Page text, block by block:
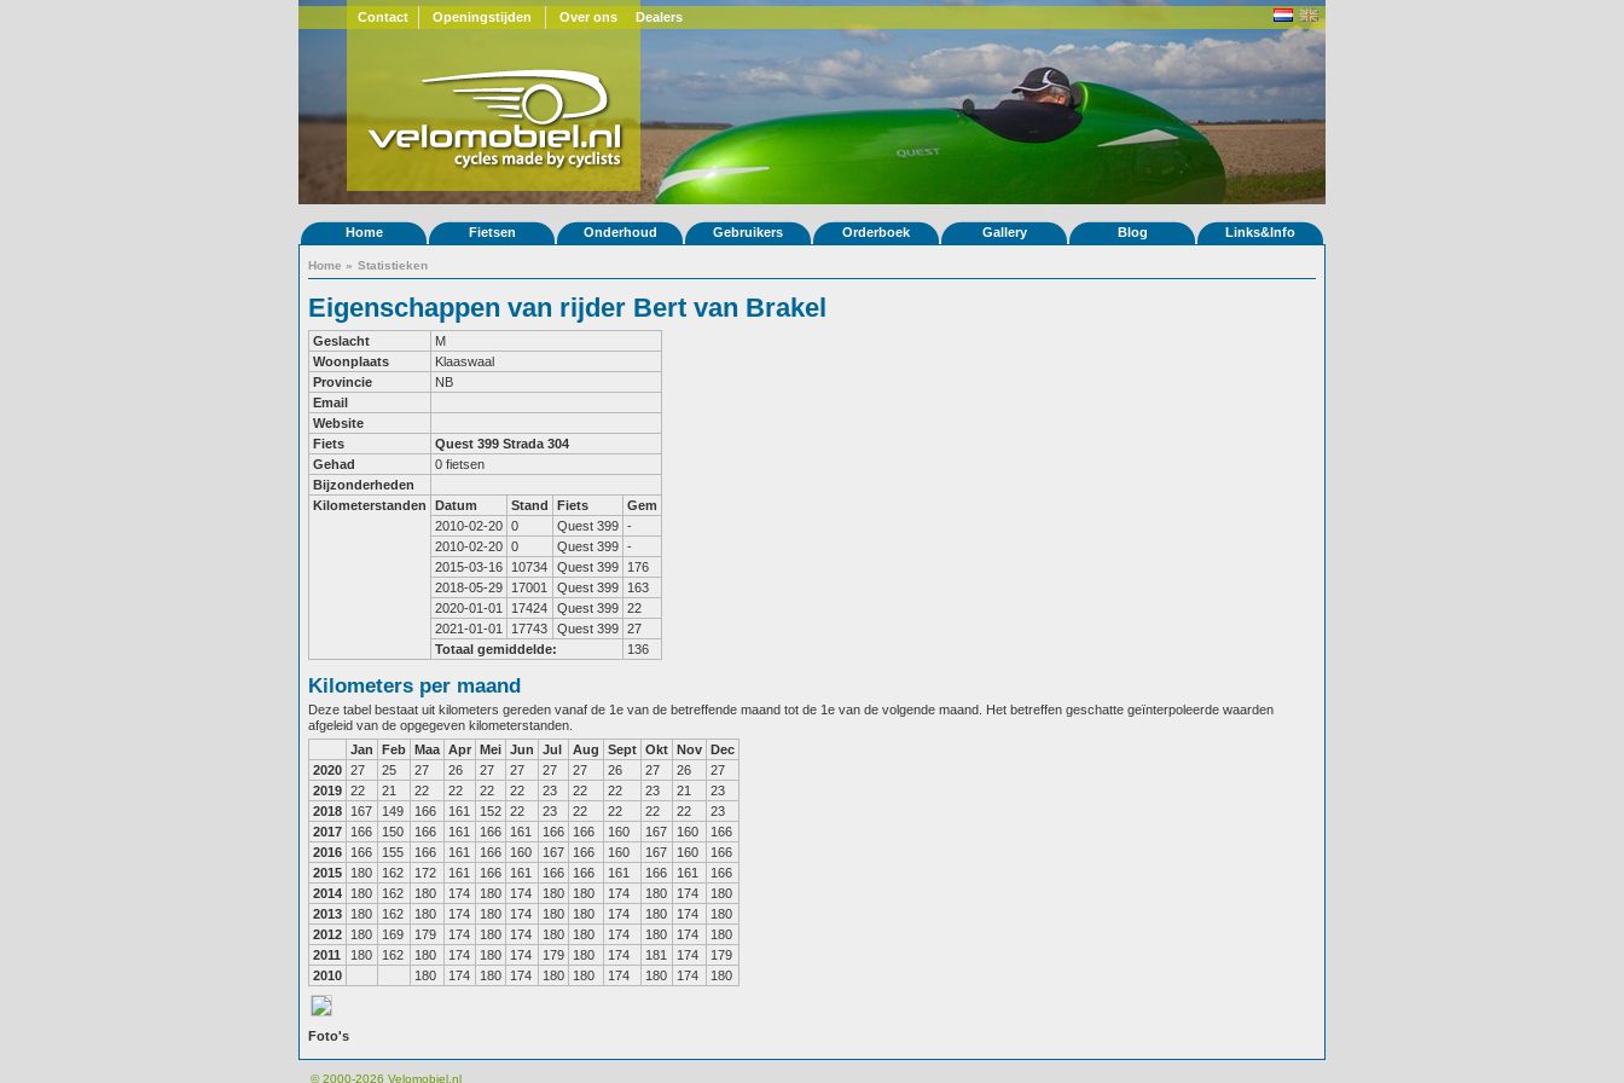
Contact Openingstijden Over ons Dealers
Home Fietsen Onderhoud Gebruikers Orderboek Gallery Blog Links&Info
Home » Statistieken
Eigenschappen van rijder Bert van Brakel
Geslacht
M
Woonplaats
Klaaswaal
Provincie
NB
Email
Website
Fiets
Quest 399 Strada 304
Gehad
0 fietsen
Bijzonderheden
Kilometerstanden
Datum Stand Fiets
Gem
2010-02-20 0 Quest 399 -
2010-02-20 0 Quest 399 -
2015-03-16
10734 Quest 399
176
2018-05-29
17001 Quest 399
163
2020-01-01
17424 Quest 399 22
2021-01-01
17743 Quest 399 27
Totaal gemiddelde:
136
Kilometers per maand
Deze tabel bestaat uit kilometers gereden vanaf de 1e van de betreffende maand tot de 1e van de volgende maand. Het betreffen geschatte geïnterpoleerde waarden
afgeleid van de opgegeven kilometerstanden.
Jan
Feb Maa Apr Mei Jun Jul Aug Sept Okt Nov Dec
2020 27 25 27 26 27 27 27 27 26 27 26
27
2019 22 21 22 22 22 22 23 22 22 23 21
23
2018
167 149 166 161 152 22 23 22 22 22 22
23
2017
166 150 166 161 166 161 166 166 160 167 160
166
2016
166 155 166 161 166 160 167 166 160 167 160
166
2015
180 162 172 161 166 161 166 166 161 166 161
166
2014
180 162 180 174 180 174 180 180 174 180 174
180
2013
180 162 180 174 180 174 180 180 174 180 174
180
2012
180 169 179 174 180 174 180 180 174 180 174
180
2011
180 162 180 174 180 174 179 180 174 181 174
179
2010
180 174 180 174 180 180 174 180 174 180
Foto's
© 2000-2026 Velomobiel.nl